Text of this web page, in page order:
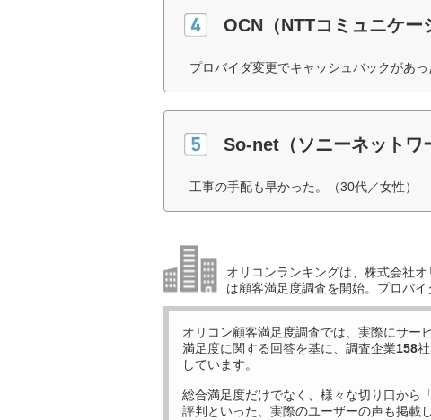
OCN（NTTコミュニケー
プロバイダ変更でキャッシュバックがあっ
So-net（ソニーネットワ
工事の手配も早かった。（30代／女性）
オリコンランキングは、株式会社
は顧客満足度調査を開始。プロバ
オリコン顧客満足度調査では、実際にサー
満足度に関する回答を基に、調査企業158
しています。
総合満足度だけでなく、様々な切り口から「
評判といった、実際のユーザーの声も掲載